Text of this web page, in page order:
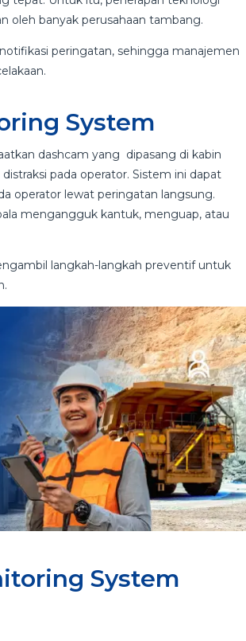
oleh banyak perusahaan tambang.
peringatan, sehingga manajemen
System
dashcam yang dipasang di kabin
pada operator. Sistem ini dapat
operator lewat peringatan langsung.
mengangguk kantuk, menguap, atau
langkah-langkah preventif untuk
System